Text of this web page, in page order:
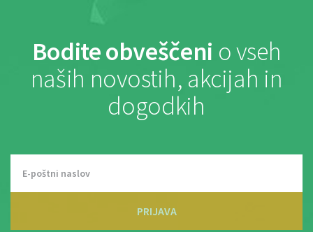
Bodite obveščeni o vseh
naših novostih, akcijah in
dogodkih
PRIJAVA